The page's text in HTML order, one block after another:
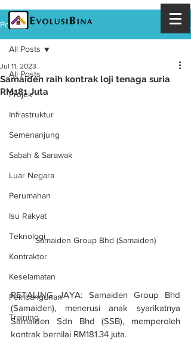
Post
All Posts
Projek
Infrastruktur
Semenanjung
Sabah & Sarawak
Luar Negara
Perumahan
Isu Rakyat
Teknologi
Kontraktor
Keselamatan
Pembangunan
Training
All Posts
Samaiden raih kontrak loji tenaga suria
RM181 Juta
Jul 11, 2023
Samaiden Group Bhd (Samaiden)
PETALING JAYA: Samaiden Group Bhd
(Samaiden), menerusi anak syarikatnya
Samaiden Sdn Bhd (SSB), memperoleh
kontrak bernilai RM181.34 juta.